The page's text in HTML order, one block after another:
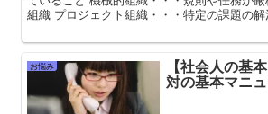
組織 プロジェクト組織・・・特定の課題の
お悩み 【社会人の基
対の基本マニュ